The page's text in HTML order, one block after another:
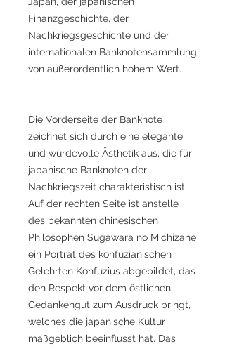
Finanzgeschichte, der
Nachkriegsgeschichte und der
internationalen Banknotensammlung
von außerordentlich hohem Wert.
Die Vorderseite der Banknote
zeichnet sich durch eine elegante
und würdevolle Ästhetik aus, die für
japanische Banknoten der
Nachkriegszeit charakteristisch ist.
Auf der rechten Seite ist anstelle
des bekannten chinesischen
Philosophen Sugawara no Michizane
ein Porträt des konfuzianischen
Gelehrten Konfuzius abgebildet, das
den Respekt vor dem östlichen
Gedankengut zum Ausdruck bringt,
welches die japanische Kultur
maßgeblich beeinflusst hat. Das